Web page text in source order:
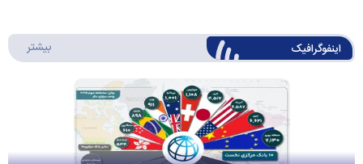
اینفوگرافیک بیشتر